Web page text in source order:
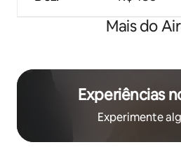
Mais do
Experiências
Experimente